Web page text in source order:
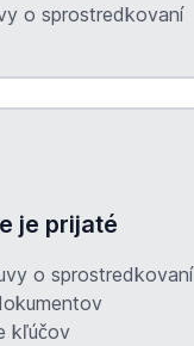
o sprostredkovaní
je prijaté
o sprostredkovaní
kľúčov